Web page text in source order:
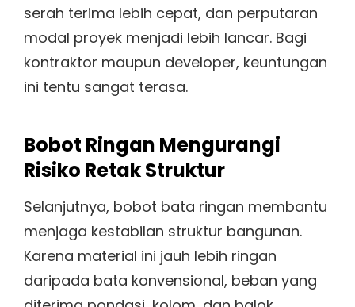
serah terima lebih cepat, dan perputaran
modal proyek menjadi lebih lancar. Bagi
kontraktor maupun developer, keuntungan
ini tentu sangat terasa.
Bobot Ringan Mengurangi
Risiko Retak Struktur
Selanjutnya, bobot bata ringan membantu
menjaga kestabilan struktur bangunan.
Karena material ini jauh lebih ringan
daripada bata konvensional, beban yang